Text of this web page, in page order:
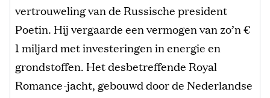
vertrouweling van de Russische president
Poetin. Hij vergaarde een vermogen van zo’n €
1 miljard met investeringen in energie en
grondstoffen. Het desbetreffende Royal
Romance-jacht, gebouwd door de Nederlandse